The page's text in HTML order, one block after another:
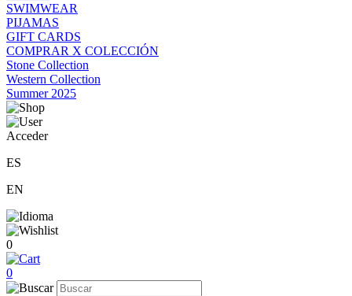
SWIMWEAR
PIJAMAS
GIFT CARDS
COMPRAR X COLECCIÓN
Stone Collection
Western Collection
Summer 2025
Acceder
ES
EN
0
0